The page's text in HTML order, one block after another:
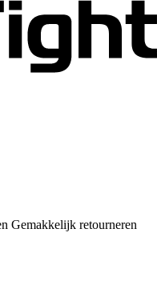
Gemakkelijk retourneren